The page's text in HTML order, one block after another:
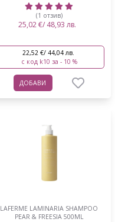
(1 отзив)
25,02 €/ 48,93 лв.
22,52 €/ 44,04 лв.
с код k10 за - 10 %
ДОБАВИ
LAFERME LAMINARIA SHAMPOO
PEAR & FREESIA 500ML